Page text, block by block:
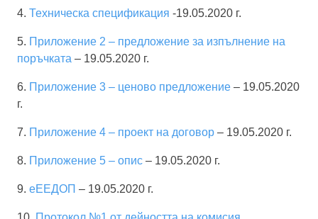
4. Техническа спецификация -19.05.2020 г.
5. Приложение 2 – предложение за изпълнение на
поръчката – 19.05.2020 г.
6. Приложение 3 – ценово предложение – 19.05.2020
г.
7. Приложение 4 – проект на договор – 19.05.2020 г.
8. Приложение 5 – опис – 19.05.2020 г.
9. еЕЕДОП – 19.05.2020 г.